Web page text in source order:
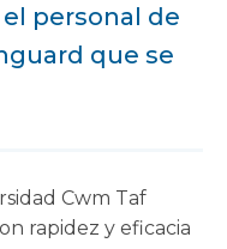
personal de
que se
Cwm Taf
rapidez y eficacia